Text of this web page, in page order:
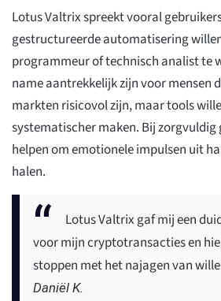
Lotus Valtrix spreekt vooral
gestructureerde automatisering
programmeur of technisch analist te
name aantrekkelijk zijn voor mensen
markten risicovol zijn, maar tools
systematischer maken. Bij zorgvuldig
helpen om emotionele impulsen uit
halen.
Lotus Valtrix gaf mij een
voor mijn cryptotransacties en
stoppen met het najagen van
Daniël K.